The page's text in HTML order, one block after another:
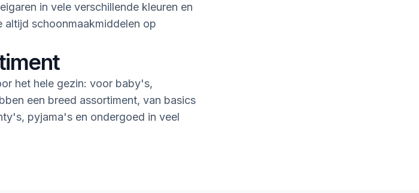
in vele verschillende kleuren en
altijd schoonmaakmiddelen op
het hele gezin: voor baby's,
een breed assortiment, van basics
pyjama's en ondergoed in veel